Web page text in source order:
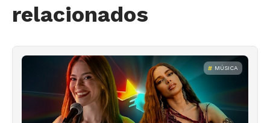
relacionados
MÚSICA